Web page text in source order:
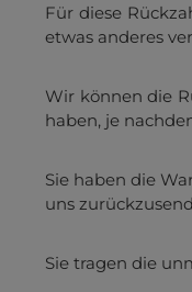
Für diese
etwas anderes
Wir können die
haben, je
Sie haben die
uns
Sie tragen die